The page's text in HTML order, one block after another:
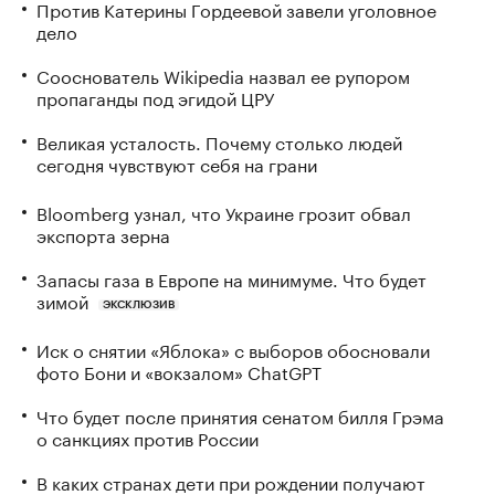
Против Катерины Гордеевой завели уголовное
дело
Сооснователь Wikipedia назвал ее рупором
пропаганды под эгидой ЦРУ
Великая усталость. Почему столько людей
сегодня чувствуют себя на грани
Bloomberg узнал, что Украине грозит обвал
экспорта зерна
Запасы газа в Европе на минимуме. Что будет
зимой
ЭКСКЛЮЗИВ
Иск о снятии «Яблока» с выборов обосновали
фото Бони и «вокзалом» ChatGPT
Что будет после принятия сенатом билля Грэма
о санкциях против России
В каких странах дети при рождении получают